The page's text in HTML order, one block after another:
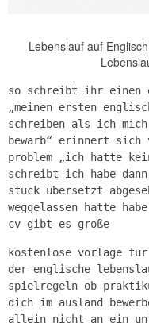
Lebenslauf auf
so schreibt ihr einen
„meinen ersten
schreiben als ich
bewarb“ erinnert
problem „ich hatte
schreibt ich habe
stück übersetzt
weggelassen hatte
cv gibt es große
kostenlose vorlage
der englische
spielregeln ob
dich im ausland
allein nicht an ein